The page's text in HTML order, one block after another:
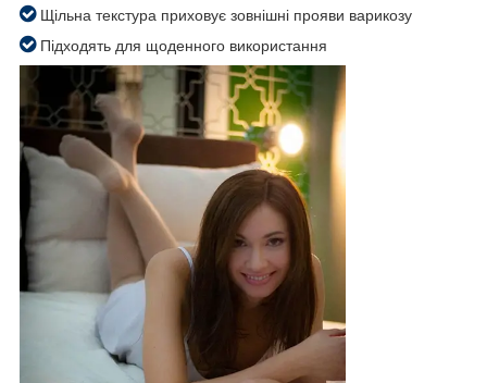
Щільна текстура приховує зовнішні прояви варикозу
Підходять для щоденного використання